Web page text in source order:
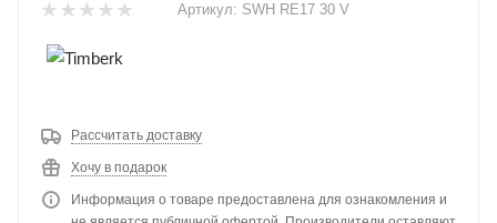
Артикул: SWH RE17 30 V
Рассчитать доставку
Хочу в подарок
Информация о товаре предоставлена для ознакомления и